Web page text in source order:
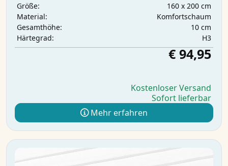
Größe:
160 x 200 cm
Material:
Komfortschaum
Gesamthöhe:
10 cm
Härtegrad:
H3
€ 94,95
Kostenloser Versand
Sofort lieferbar
Mehr erfahren